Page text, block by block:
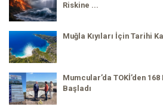
Riskine ...
Muğla Kıyıları İçin Tarihi
Mumcular’da TOKİ’den
Başladı